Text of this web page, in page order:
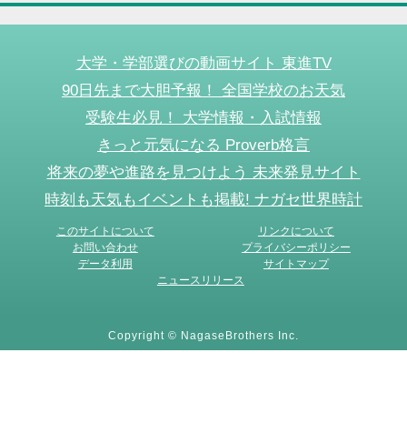
大学・学部選びの動画サイト 東進TV
90日先まで大胆予報！ 全国学校のお天気
受験生必見！ 大学情報・入試情報
きっと元気になる Proverb格言
将来の夢や進路を見つけよう 未来発見サイト
時刻も天気もイベントも掲載! ナガセ世界時計
このサイトについて
リンクについて
お問い合わせ
プライバシーポリシー
データ利用
サイトマップ
ニュースリリース
Copyright © NagaseBrothers Inc.